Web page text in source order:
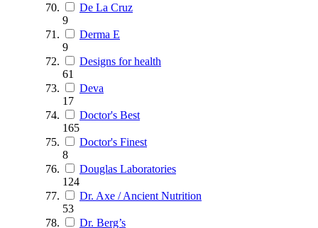
De La Cruz
9
Derma E
9
Designs for health
61
Deva
17
Doctor's Best
165
Doctor's Finest
8
Douglas Laboratories
124
Dr. Axe / Ancient Nutrition
53
Dr. Berg’s